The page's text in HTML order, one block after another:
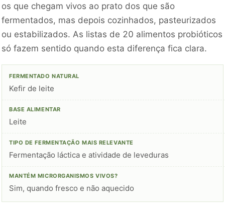
os que chegam vivos ao prato dos que são
fermentados, mas depois cozinhados, pasteurizados
ou estabilizados. As listas de 20 alimentos probióticos
só fazem sentido quando esta diferença fica clara.
Kefir de leite
Leite
Fermentação láctica e atividade de leveduras
Sim, quando fresco e não aquecido